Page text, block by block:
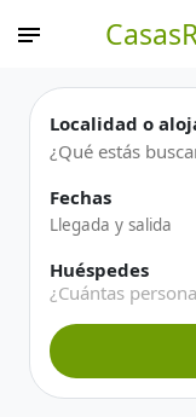
Localidad o
Fechas
Huéspedes
¿Cuántas